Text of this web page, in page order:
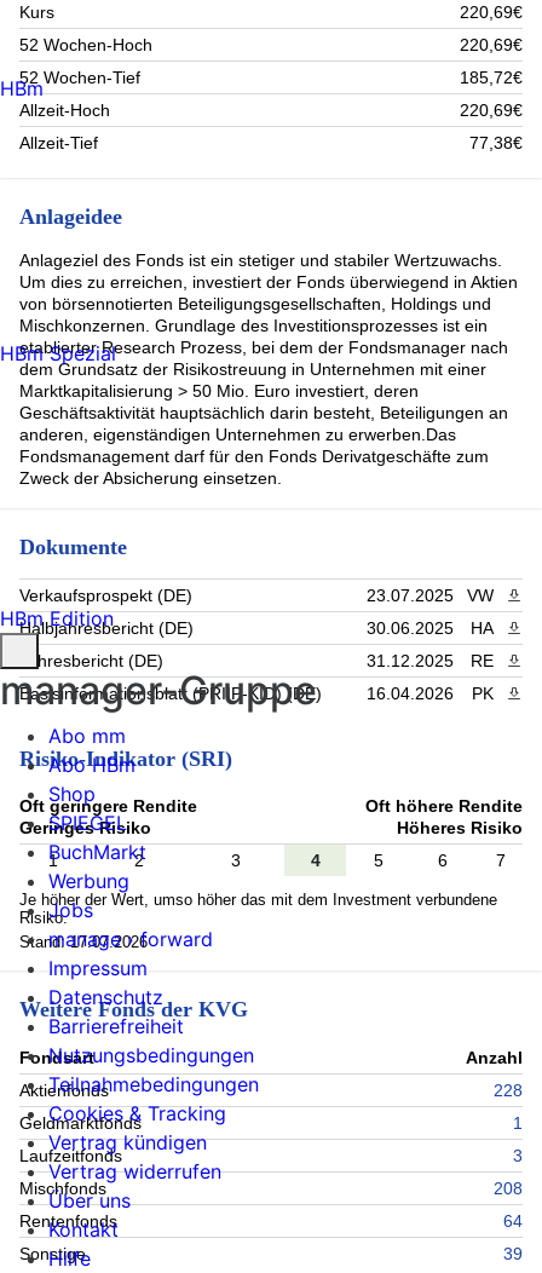
Pershing Square (2.82%)
Triple Flag Prec. Metals Corp. Registered Shares o.N. (2.8%)
CHAPTERS Group AG (2.75%)
TALANX AG (2.74%)
TEXAS PACIFIC LAND CORP (2.71%)
ROYALTY PHARMA PLC (2.69%)
Amphenol (2.63%)
Waste Management Inc (2.54%)
PrairieSky Royalty (2.5%)
ADDTECH AB-B SHARES (2.5%)
INTERDIGITAL INC COMMON STOCK USD.01 (2.46%)
Rest (28.82%)
Kurs
220,69€
52 Wochen-Hoch
220,69€
52 Wochen-Tief
185,72€
Allzeit-Hoch
220,69€
Allzeit-Tief
77,38€
Anlageidee
Anlageziel des Fonds ist ein stetiger und stabiler Wertzuwachs.
Um dies zu erreichen, investiert der Fonds überwiegend in Aktien
von börsennotierten Beteiligungsgesellschaften, Holdings und
Mischkonzernen. Grundlage des Investitionsprozesses ist ein
etablierter Research Prozess, bei dem der Fondsmanager nach
dem Grundsatz der Risikostreuung in Unternehmen mit einer
Marktkapitalisierung > 50 Mio. Euro investiert, deren
Geschäftsaktivität hauptsächlich darin besteht, Beteiligungen an
anderen, eigenständigen Unternehmen zu erwerben.Das
Fondsmanagement darf für den Fonds Derivatgeschäfte zum
Zweck der Absicherung einsetzen.
Dokumente
Verkaufsprospekt (DE) 23.07.2025 VW
Halbjahresbericht (DE)
30.06.2025 HA
Jahresbericht (DE)
31.12.2025 RE
Basisinformationsblatt (PRIIP-KID) (DE)
16.04.2026 PK
Risiko-Indikator (SRI)
Oft geringere Rendite
Geringes Risiko
Oft höhere Rendite
Höheres Risiko
1
2 3 4 5 6 7
Je höher der Wert, umso höher das mit dem Investment verbundene
Risiko.
Stand: 17.07.2026
Weitere Fonds der KVG
Fondsart
Anzahl
Aktienfonds
228
Geldmarktfonds
1
Laufzeitfonds
3
Mischfonds
208
Rentenfonds
64
Sonstige
39
HBm
HBm Spezial
HBm Edition
manager-Gruppe
Abo mm
Abo HBm
Shop
SPIEGEL
BuchMarkt
Werbung
Jobs
manage › forward
Impressum
Datenschutz
Barrierefreiheit
Nutzungsbedingungen
Teilnahmebedingungen
Cookies & Tracking
Vertrag kündigen
Vertrag widerrufen
Über uns
Kontakt
Hilfe